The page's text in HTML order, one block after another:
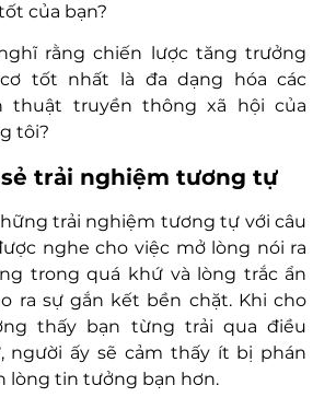
của bạn?
rằng chiến lược tăng trưởng
tốt nhất là đa dạng hóa các
thuật truyền thông xã hội của
tôi?
sẻ trải nghiệm tương tự
trải nghiệm tương tự với câu
nghe cho việc mở lòng nói ra
trong quá khứ và lòng trắc ẩn
ra sự gắn kết bền chặt. Khi cho
thấy bạn từng trải qua điều
người ấy sẽ cảm thấy ít bị phán
lòng tin tưởng bạn hơn.